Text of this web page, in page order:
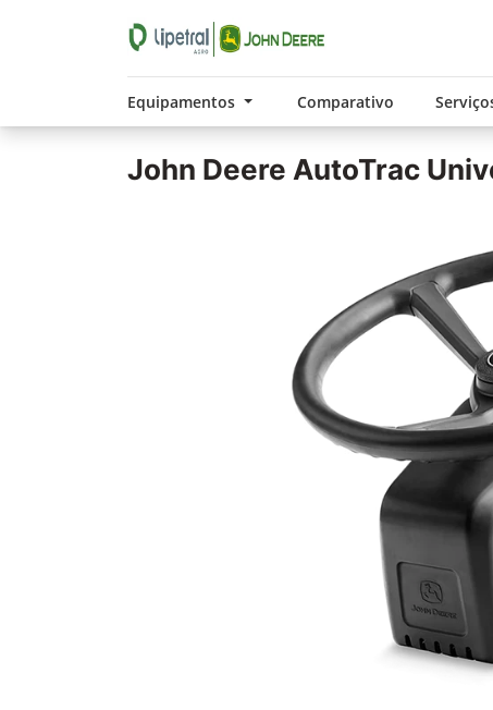
Equipamentos Comparativo
John Deere AutoTrac